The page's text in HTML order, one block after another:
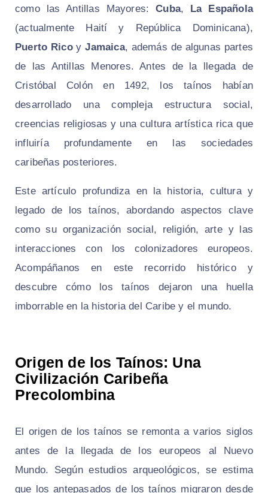
como las Antillas Mayores:Cuba, La Española
(actualmente Haití y República Dominicana),
Puerto RicoyJamaica, además de algunas partes
de las Antillas Menores. Antes de la llegada de
Cristóbal Colón en 1492, los taínos habían
desarrollado una compleja estructura social,
creencias religiosas y una cultura artística rica que
influiría profundamente en las sociedades
caribeñas posteriores.
Este artículo profundiza en la historia, cultura y
legado de los taínos, abordando aspectos clave
como su organización social, religión, arte y las
interacciones con los colonizadores europeos.
Acompáñanos en este recorrido histórico y
descubre cómo los taínos dejaron una huella
imborrable en la historia del Caribe y el mundo.
Origen de los Taínos: Una
Civilización Caribeña
Precolombina
El origen de los taínos se remonta a varios siglos
antes de la llegada de los europeos al Nuevo
Mundo. Según estudios arqueológicos, se estima
que los antepasados de los taínos migraron desde